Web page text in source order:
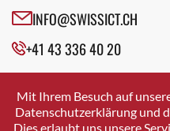
Crissier
Davos Platz
Dierikon
Dietikon
INFO@SWISSICT.CH
+41 43 336 40 20
SWISSICT
VULKANSTRASSE 120
8048 ZURICH
Mit Ihrem Besuch auf
Datenschutzerklärung und
Dies erlaubt uns unsere